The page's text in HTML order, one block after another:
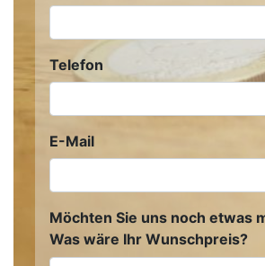
Telefon
E-Mail
Möchten Sie uns noch etwas
Was wäre Ihr Wunschpreis?